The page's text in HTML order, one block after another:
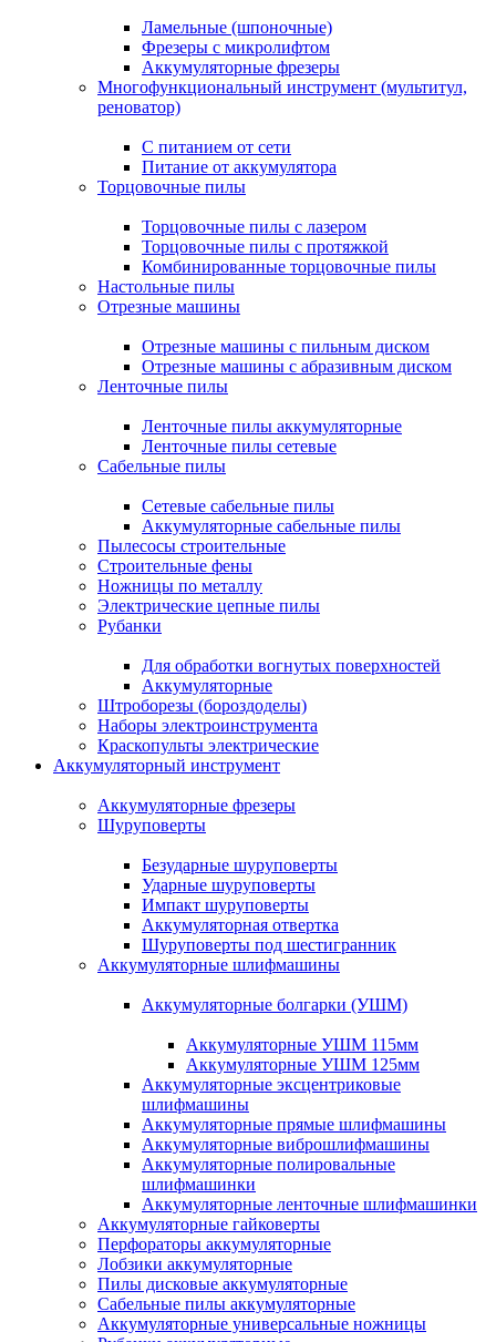
Ламельные (шпоночные)
Фрезеры с микролифтом
Аккумуляторные фрезеры
Многофункциональный инструмент (мультитул,
реноватор)
С питанием от сети
Питание от аккумулятора
Торцовочные пилы
Торцовочные пилы с лазером
Торцовочные пилы с протяжкой
Комбинированные торцовочные пилы
Настольные пилы
Отрезные машины
Отрезные машины с пильным диском
Отрезные машины с абразивным диском
Ленточные пилы
Ленточные пилы аккумуляторные
Ленточные пилы сетевые
Сабельные пилы
Сетевые сабельные пилы
Аккумуляторные сабельные пилы
Пылесосы строительные
Строительные фены
Ножницы по металлу
Электрические цепные пилы
Рубанки
Для обработки вогнутых поверхностей
Аккумуляторные
Штроборезы (бороздоделы)
Наборы электроинструмента
Краскопульты электрические
Аккумуляторный инструмент
Аккумуляторные фрезеры
Шуруповерты
Безударные шуруповерты
Ударные шуруповерты
Импакт шуруповерты
Аккумуляторная отвертка
Шуруповерты под шестигранник
Аккумуляторные шлифмашины
Аккумуляторные болгарки (УШМ)
Аккумуляторные УШМ 115мм
Аккумуляторные УШМ 125мм
Аккумуляторные эксцентриковые
шлифмашины
Аккумуляторные прямые шлифмашины
Аккумуляторные виброшлифмашины
Аккумуляторные полировальные
шлифмашинки
Аккумуляторные ленточные шлифмашинки
Аккумуляторные гайковерты
Перфораторы аккумуляторные
Лобзики аккумуляторные
Пилы дисковые аккумуляторные
Сабельные пилы аккумуляторные
Аккумуляторные универсальные ножницы